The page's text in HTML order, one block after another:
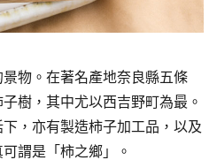
物。在著名產地奈良縣五條
樹，其中尤以西吉野町為最。
，亦有製造柿子加工品，以及
謂是「柿之鄉」。